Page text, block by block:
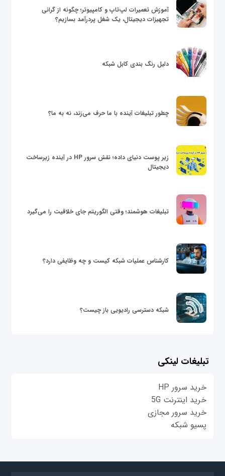
آموزش تعمیرات لپ‌تاپ و کامپیوتر؛ چگونه از گرانی
تجهیزات دیجیتال، یک شغل پردرآمد بسازیم؟
دلیل رنگ بندی کابل شبکه
چطور تبلیغات آینده با ما حرف می‌زند، نه به ما؟
زیر پوست دنیای داده؛ نقش سرور HP در آینده زیرساخت
دیجیتال
تبلیغات هوشمند؛ وقتی الگوریتم جای خلاقیت را می‌گیرد
کارشناس عملیات شبکه کیست و چه وظایفی دارد؟
شبکه دسترسی رادیویی باز چیست؟
تبلیغات لینکی
خرید سرور HP
خرید اینترنت 5G
خرید سرور مجازی
پسیو شبکه